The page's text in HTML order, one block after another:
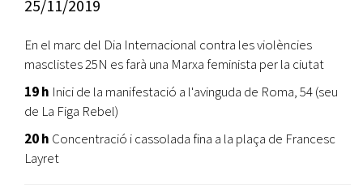
25/11/2019
En el marc del Dia Internacional contra les violències
masclistes 25N es farà una Marxa feminista per la ciutat
19 h Inici de la manifestació a l'avinguda de Roma, 54 (seu
de La Figa Rebel)
20 h Concentració i cassolada fina a la plaça de Francesc
Layret